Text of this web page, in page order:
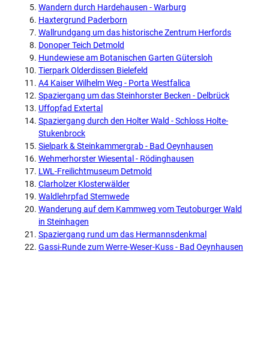
Wandern durch Hardehausen - Warburg
Haxtergrund Paderborn
Wallrundgang um das historische Zentrum Herfords
Donoper Teich Detmold
Hundewiese am Botanischen Garten Gütersloh
Tierpark Olderdissen Bielefeld
A4 Kaiser Wilhelm Weg - Porta Westfalica
Spaziergang um das Steinhorster Becken - Delbrück
Uffopfad Extertal
Spaziergang durch den Holter Wald - Schloss Holte-
Stukenbrock
Sielpark & Steinkammergrab - Bad Oeynhausen
Wehmerhorster Wiesental - Rödinghausen
LWL-Freilichtmuseum Detmold
Clarholzer Klosterwälder
Waldlehrpfad Stemwede
Wanderung auf dem Kammweg vom Teutoburger Wald
in Steinhagen
Spaziergang rund um das Hermannsdenkmal
Gassi-Runde zum Werre-Weser-Kuss - Bad Oeynhausen